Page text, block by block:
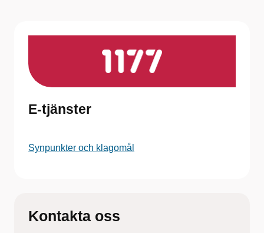
E-tjänster
Synpunkter och klagomål
Kontakta oss